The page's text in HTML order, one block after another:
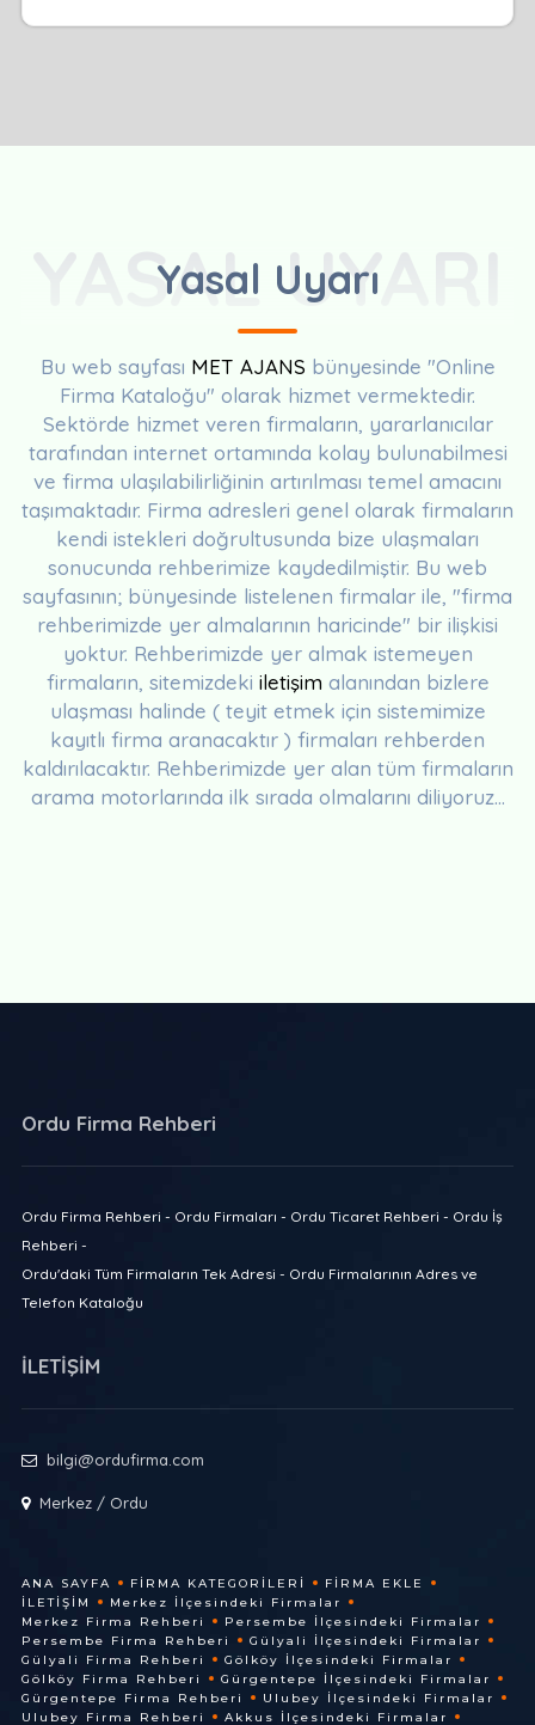
Yasal Uyarı
YASAL UYARI
Bu web sayfası MET AJANS bünyesinde "Online
Firma Kataloğu" olarak hizmet vermektedir.
Sektörde hizmet veren firmaların, yararlanıcılar
tarafından internet ortamında kolay bulunabilmesi
ve firma ulaşılabilirliğinin artırılması temel amacını
taşımaktadır. Firma adresleri genel olarak firmaların
kendi istekleri doğrultusunda bize ulaşmaları
sonucunda rehberimize kaydedilmiştir. Bu web
sayfasının; bünyesinde listelenen firmalar ile, "firma
rehberimizde yer almalarının haricinde" bir ilişkisi
yoktur. Rehberimizde yer almak istemeyen
firmaların, sitemizdeki iletişim alanından bizlere
ulaşması halinde ( teyit etmek için sistemimize
kayıtlı firma aranacaktır ) firmaları rehberden
kaldırılacaktır. Rehberimizde yer alan tüm firmaların
arama motorlarında ilk sırada olmalarını diliyoruz...
Ordu Firma Rehberi
Ordu Firma Rehberi - Ordu Firmaları - Ordu Ticaret Rehberi - Ordu İş
Rehberi -
Ordu'daki Tüm Firmaların Tek Adresi - Ordu Firmalarının Adres ve
Telefon Kataloğu
İLETİŞİM
bilgi@ordufirma.com
Merkez / Ordu
ANA SAYFA FIRMA KATEGORILERI
FIRMA EKLE
İLETIŞIM
Merkez İlçesindeki Firmalar
Merkez Firma Rehberi
Persembe İlçesindeki Firmalar
Persembe Firma Rehberi
Gülyali İlçesindeki Firmalar
Gülyali Firma Rehberi
Gölköy İlçesindeki Firmalar
Gölköy Firma Rehberi
Gürgentepe İlçesindeki Firmalar
Gürgentepe Firma Rehberi
Ulubey İlçesindeki Firmalar
Ulubey Firma Rehberi
Akkus İlçesindeki Firmalar